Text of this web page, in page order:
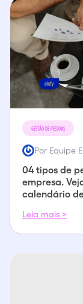
GESTÃO DE PESSOAS
Por Equipe
04 tipos de
empresa.
calendário
Leia mais >